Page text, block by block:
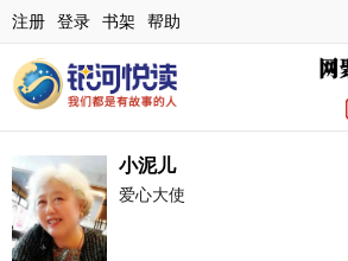
注册 登录 书架 帮助
小泥儿
爱心大使